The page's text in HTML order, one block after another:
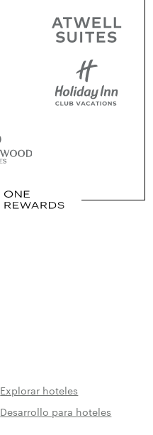
Explorar hoteles
Desarrollo para hoteles